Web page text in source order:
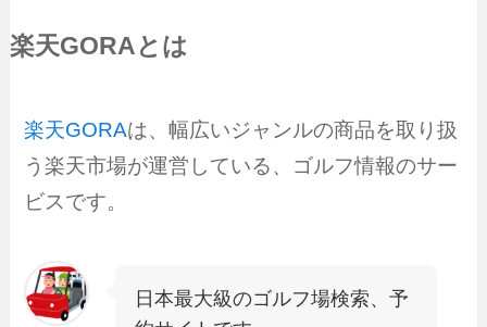
楽天GORAとは
楽天GORAは、幅広いジャンルの商品を取り扱
う楽天市場が運営している、ゴルフ情報のサー
ビスです。
日本最大級のゴルフ場検索、予